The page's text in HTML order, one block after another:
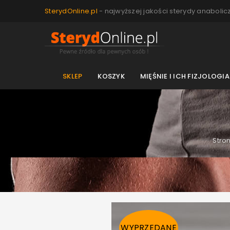
SterydOnline.pl - najwyższej jakości sterydy
SKLEP KOSZYK MIĘŚNIE I ICH FIZJOLOGIA